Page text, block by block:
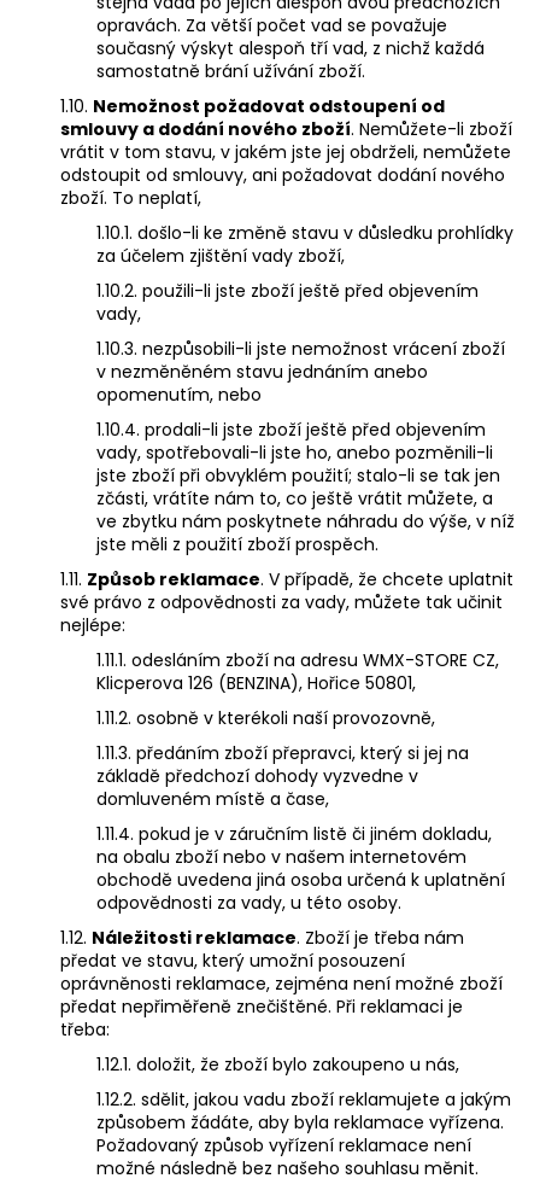
opravách. Za větší počet vad se považuje
současný výskyt alespoň tří vad, z nichž každá
samostatně brání užívání zboží.
1.10. Nemožnost požadovat odstoupení od
smlouvy a dodání nového zboží. Nemůžete-li zboží
vrátit v tom stavu, v jakém jste jej obdrželi, nemůžete
odstoupit od smlouvy, ani požadovat dodání nového
zboží. To neplatí,
1.10.1. došlo-li ke změně stavu v důsledku prohlídky
za účelem zjištění vady zboží,
1.10.2. použili-li jste zboží ještě před objevením
vady,
1.10.3. nezpůsobili-li jste nemožnost vrácení zboží
v nezměněném stavu jednáním anebo
opomenutím, nebo
1.10.4. prodali-li jste zboží ještě před objevením
vady, spotřebovali-li jste ho, anebo pozměnili-li
jste zboží při obvyklém použití; stalo-li se tak jen
zčásti, vrátíte nám to, co ještě vrátit můžete, a
ve zbytku nám poskytnete náhradu do výše, v níž
jste měli z použití zboží prospěch.
1.11. Způsob reklamace. V případě, že chcete uplatnit
své právo z odpovědnosti za vady, můžete tak učinit
nejlépe:
1.11.1. odesláním zboží na adresu WMX-STORE CZ,
Klicperova 126 (BENZINA), Hořice 50801,
1.11.2. osobně v kterékoli naší provozovně,
1.11.3. předáním zboží přepravci, který si jej na
základě předchozí dohody vyzvedne v
domluveném místě a čase,
1.11.4. pokud je v záručním listě či jiném dokladu,
na obalu zboží nebo v našem internetovém
obchodě uvedena jiná osoba určená k uplatnění
odpovědnosti za vady, u této osoby.
1.12. Náležitosti reklamace. Zboží je třeba nám
předat ve stavu, který umožní posouzení
oprávněnosti reklamace, zejména není možné zboží
předat nepřiměřeně znečištěné. Při reklamaci je
třeba:
1.12.1. doložit, že zboží bylo zakoupeno u nás,
1.12.2. sdělit, jakou vadu zboží reklamujete a jakým
způsobem žádáte, aby byla reklamace vyřízena.
Požadovaný způsob vyřízení reklamace není
možné následně bez našeho souhlasu měnit.